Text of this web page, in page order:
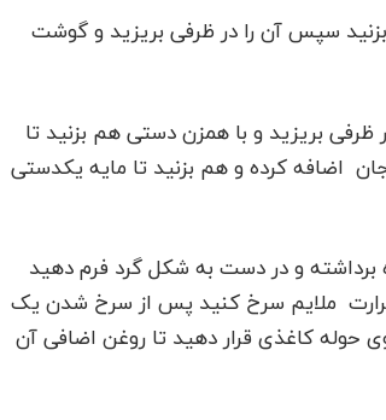
سپس آن را در ظرفی بریزید و گوشت
ظرفی بریزید و با همزن دستی هم بزنید تا
اضافه کرده و هم بزنید تا مایه یکدستی
برداشته و در دست به شکل گرد فرم دهید
ملایم سرخ کنید پس از سرخ شدن یک
حوله کاغذی قرار دهید تا روغن اضافی آن